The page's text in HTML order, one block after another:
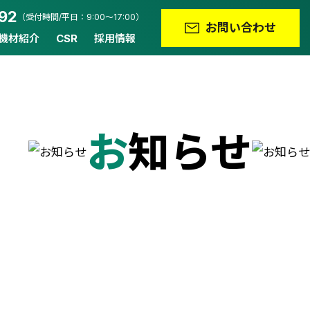
（受付時間/平日：9:00～17:00）
材紹介 CSR 採用情報
お問い合わせ
お知らせ